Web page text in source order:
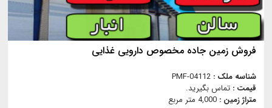
فروش زمین جاده مخصوص دارویی غذایی
شناسه ملک : PMF-04112
قیمت : تماس بگیرید.
متراژ زمین : 4,000 متر مربع